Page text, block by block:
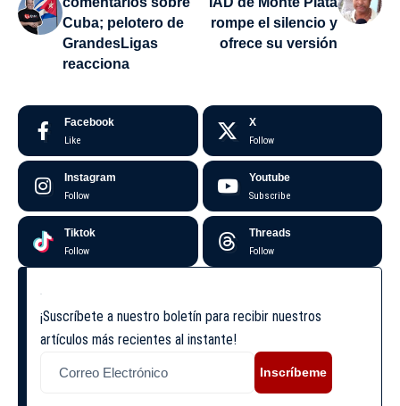
Cuba; pelotero de
GrandesLigas
reacciona
rompe el silencio y
ofrece su versión
Facebook
Like
X
Follow
Instagram
Follow
Youtube
Subscribe
Tiktok
Follow
Threads
Follow
¡Suscríbete a nuestro boletín para recibir nuestros
artículos más recientes al instante!
Inscríbeme